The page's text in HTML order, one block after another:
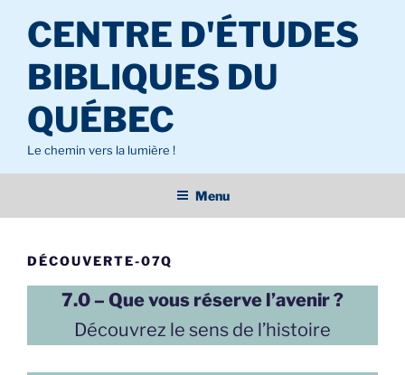
contenu
principal
CENTRE D'ÉTUDES
BIBLIQUES DU
QUÉBEC
Le chemin vers la lumière !
Menu
DÉCOUVERTE-07Q
7.0 – Que vous réserve l’avenir ?
Découvrez le sens de l’histoire